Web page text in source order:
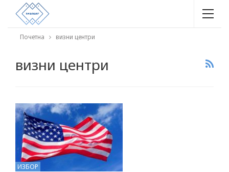
Почетна визни центри
визни центри
ИЗБОР